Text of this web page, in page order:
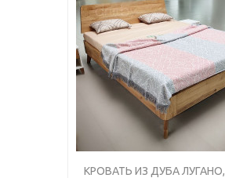
Previous
КРОВАТЬ ИЗ ДУБА ЛУГАНО,